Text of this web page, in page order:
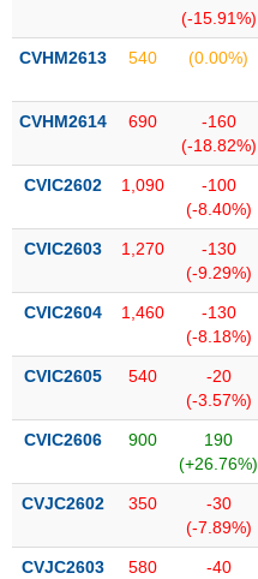
(-15.91%)
CVHM2613 540 (0.00%)
CVHM2614 690
-160
(-18.82%)
CVIC2602 1,090
-100
(-8.40%)
CVIC2603 1,270
-130
(-9.29%)
CVIC2604 1,460
-130
(-8.18%)
CVIC2605 540
-20
(-3.57%)
CVIC2606 900
190
(+26.76%)
CVJC2602 350
-30
(-7.89%)
CVJC2603 580
-40